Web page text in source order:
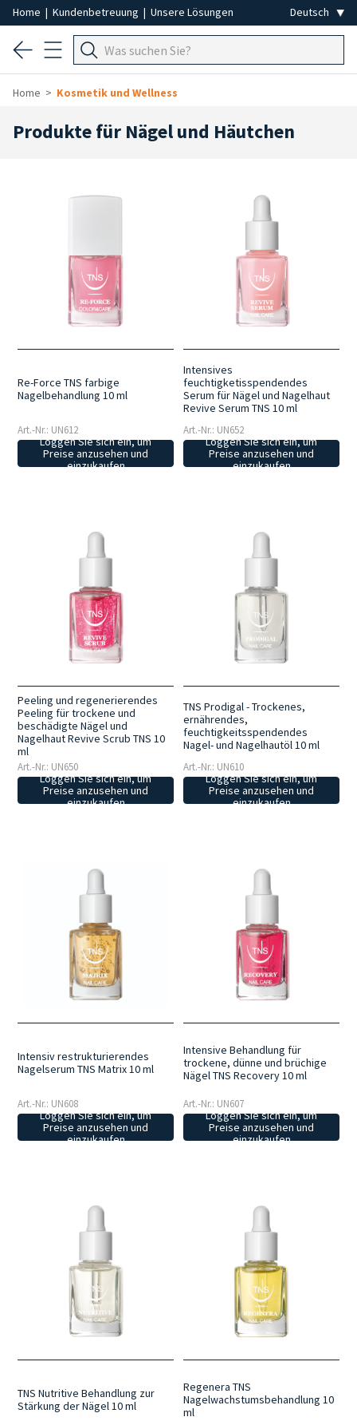
Home | Kundenbetreuung | Unsere Lösungen
Home Kosmetik und Wellness
Produkte für Nägel und Häutchen
Re-Force TNS farbige
Nagelbehandlung 10 ml
Art.-Nr.: UN612
Loggen Sie sich ein, um
Preise anzusehen und
einzukaufen
Intensives
feuchtigketisspendendes
Serum für Nägel und Nagelhaut
Revive Serum TNS 10 ml
Art.-Nr.: UN652
Loggen Sie sich ein, um
Preise anzusehen und
einzukaufen
Peeling und regenerierendes
Peeling für trockene und
beschädigte Nägel und
Nagelhaut Revive Scrub TNS 10
ml
Art.-Nr.: UN650
Loggen Sie sich ein, um
Preise anzusehen und
einzukaufen
TNS Prodigal - Trockenes,
ernährendes,
feuchtigkeitsspendendes
Nagel- und Nagelhautöl 10 ml
Art.-Nr.: UN610
Loggen Sie sich ein, um
Preise anzusehen und
einzukaufen
Intensiv restrukturierendes
Nagelserum TNS Matrix 10 ml
Art.-Nr.: UN608
Loggen Sie sich ein, um
Preise anzusehen und
einzukaufen
Intensive Behandlung für
trockene, dünne und brüchige
Nägel TNS Recovery 10 ml
Art.-Nr.: UN607
Loggen Sie sich ein, um
Preise anzusehen und
einzukaufen
TNS Nutritive Behandlung zur
Stärkung der Nägel 10 ml
Regenera TNS
Nagelwachstumsbehandlung 10
ml